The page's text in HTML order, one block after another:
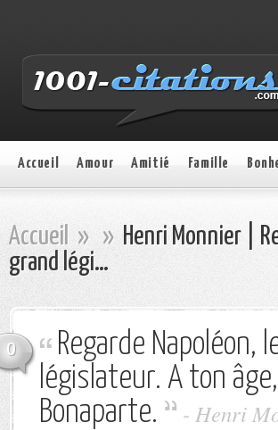
Accueil Amour Amitié Famille
Accueil » » Henri Monnier |
grand légi…
0
Regarde Napoléon,
législateur. A ton
Bonaparte.
- Henri